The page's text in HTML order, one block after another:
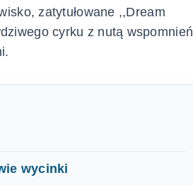
zatytułowane ,,Dream
cyrku z nutą wspomnień
wycinki